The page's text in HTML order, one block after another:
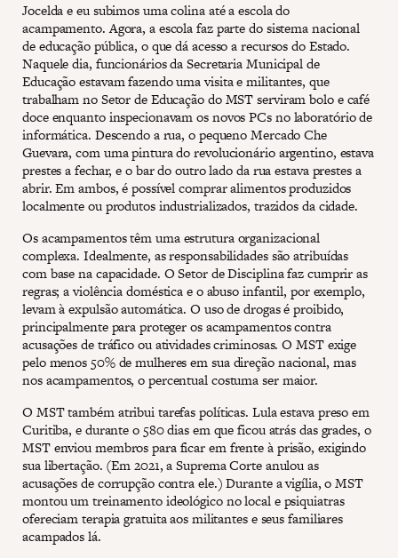
Jocelda e eu subimos uma colina até a escola do
acampamento. Agora, a escola faz parte do sistema nacional
de educação pública, o que dá acesso a recursos do Estado.
Naquele dia, funcionários da Secretaria Municipal de
Educação estavam fazendo uma visita e militantes, que
trabalham no Setor de Educação do MST serviram bolo e café
doce enquanto inspecionavam os novos PCs no laboratório de
informática. Descendo a rua, o pequeno Mercado Che
Guevara, com uma pintura do revolucionário argentino, estava
prestes a fechar, e o bar do outro lado da rua estava prestes a
abrir. Em ambos, é possível comprar alimentos produzidos
localmente ou produtos industrializados, trazidos da cidade.
Os acampamentos têm uma estrutura organizacional
complexa. Idealmente, as responsabilidades são atribuídas
com base na capacidade. O Setor de Disciplina faz cumprir as
regras; a violência doméstica e o abuso infantil, por exemplo,
levam à expulsão automática. O uso de drogas é proibido,
principalmente para proteger os acampamentos contra
acusações de tráfico ou atividades criminosas. O MST exige
pelo menos 50% de mulheres em sua direção nacional, mas
nos acampamentos, o percentual costuma ser maior.
O MST também atribui tarefas políticas. Lula estava preso em
Curitiba, e durante o 580 dias em que ficou atrás das grades, o
MST enviou membros para ficar em frente à prisão, exigindo
sua libertação. (Em 2021, a Suprema Corte anulou as
acusações de corrupção contra ele.) Durante a vigília, o MST
montou um treinamento ideológico no local e psiquiatras
ofereciam terapia gratuita aos militantes e seus familiares
acampados lá.